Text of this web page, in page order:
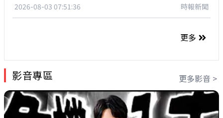
2026-08-03 07:51:36 時報新聞
更多
影音專區 更多影音 >